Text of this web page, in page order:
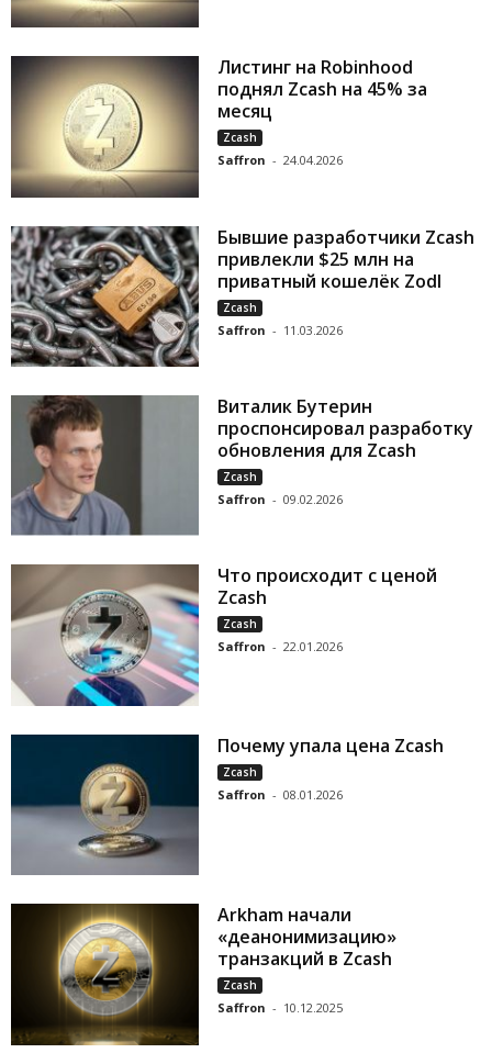
Листинг на Robinhood
поднял Zcash на 45% за
месяц
Zcash
Saffron - 24.04.2026
Бывшие разработчики Zcash
привлекли $25 млн на
приватный кошелёк Zodl
Zcash
Saffron - 11.03.2026
Виталик Бутерин
проспонсировал разработку
обновления для Zcash
Zcash
Saffron - 09.02.2026
Что происходит с ценой
Zcash
Zcash
Saffron - 22.01.2026
Почему упала цена Zcash
Zcash
Saffron - 08.01.2026
Arkham начали
«деанонимизацию»
транзакций в Zcash
Zcash
Saffron - 10.12.2025